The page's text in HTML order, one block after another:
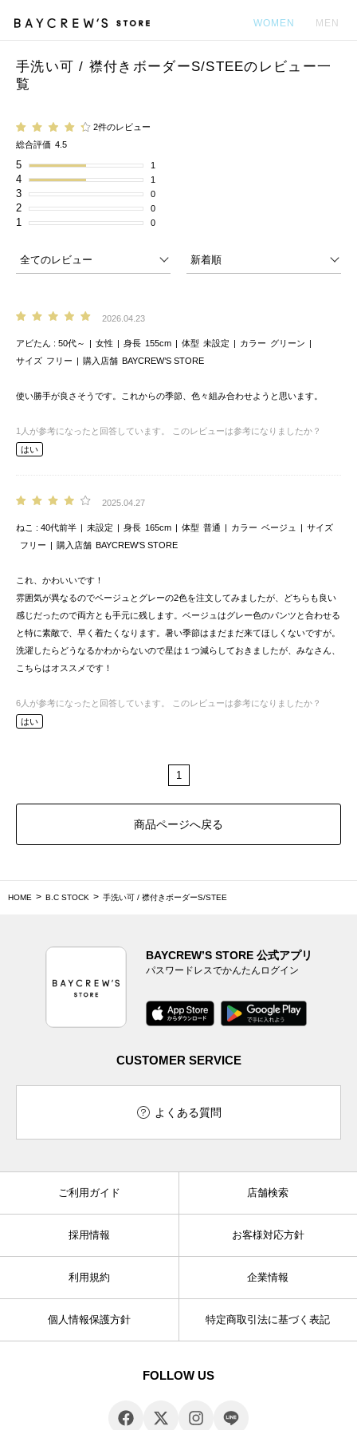
WOMEN MEN
手洗い可 / 襟付きボーダーS/STEEのレビュー一
覧
2件のレビュー
総合評価 4.5
5 1
4 1
3 0
2 0
1 0
2026.04.23
アビたん 50代～ 女性 身長 155cm 体型 未設定 カラー グリーン
サイズ フリー 購入店舗 BAYCREW’S STORE
使い勝手が良さそうです。これからの季節、色々組み合わせようと思います。
1 人が参考になったと回答しています。
このレビューは参考になりましたか？
はい
2025.04.27
ねこ 40代前半 未設定 身長 165cm 体型 普通 カラー ベージュ
サイズ
フリー
購入店舗 BAYCREW’S STORE
これ、かわいいです！
雰囲気が異なるのでベージュとグレーの2色を注文してみましたが、どちらも良い
感じだったので両方とも手元に残します。ベージュはグレー色のパンツと合わせる
と特に素敵で、早く着たくなります。暑い季節はまだまだ来てほしくないですが。
洗濯したらどうなるかわからないので星は１つ減らしておきましたが、みなさん、
こちらはオススメです！
6 人が参考になったと回答しています。
このレビューは参考になりましたか？
はい
1
商品ページへ戻る
HOME B.C STOCK 手洗い可 / 襟付きボーダーS/STEE
BAYCREW’S STORE 公式アプリ
パスワードレスでかんたんログイン
CUSTOMER SERVICE
よくある質問
ご利用ガイド 店舗検索
採用情報 お客様対応方針
利用規約 企業情報
個人情報保護方針 特定商取引法に基づく表記
FOLLOW US